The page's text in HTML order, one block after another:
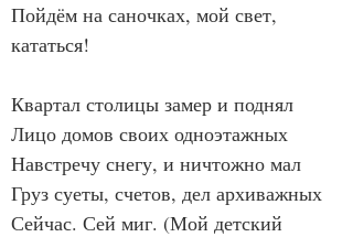
Пойдём на саночках, мой свет,
кататься!
Квартал столицы замер и поднял
Лицо домов своих одноэтажных
Навстречу снегу, и ничтожно мал
Груз суеты, счетов, дел архиважных
Сейчас. Сей миг. (Мой детский